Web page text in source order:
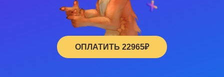
ОПЛАТИТЬ 22965₽